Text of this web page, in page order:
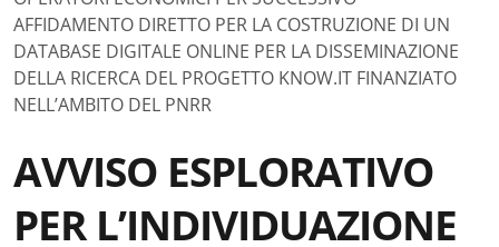
AFFIDAMENTO DIRETTO PER LA COSTRUZIONE DI UN
DATABASE DIGITALE ONLINE PER LA DISSEMINAZIONE
DELLA RICERCA DEL PROGETTO KNOW.IT FINANZIATO
NELL’AMBITO DEL PNRR
AVVISO ESPLORATIVO
PER L’INDIVIDUAZIONE